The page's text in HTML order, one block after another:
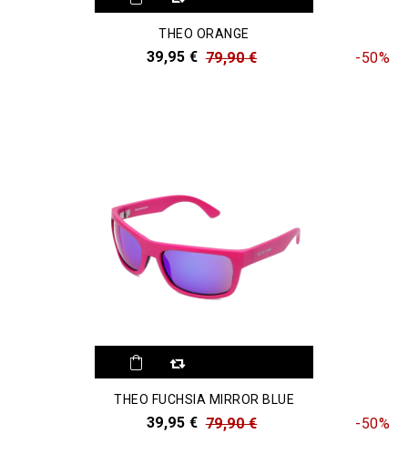
THEO ORANGE
39,95 € -50%
79,90 €
THEO FUCHSIA MIRROR BLUE
39,95 € -50%
79,90 €